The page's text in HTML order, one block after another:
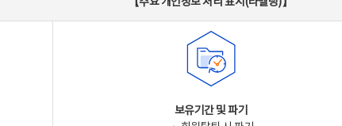
보유기간 및 파기